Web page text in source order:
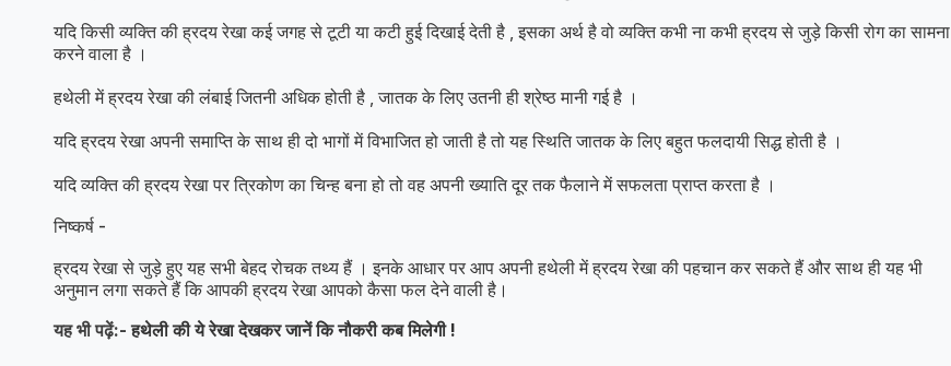
यदि किसी व्यक्ति की ह्रदय रेखा कई जगह से टूटी या कटी हुई दिखाई देती है , इसका अर्थ है वो व्यक्ति कभी ना कभी ह्रदय से जुड़े किसी रोग का सामना
करने वाला है ।
हथेली में ह्रदय रेखा की लंबाई जितनी अधिक होती है , जातक के लिए उतनी ही श्रेष्ठ मानी गई है ।
यदि ह्रदय रेखा अपनी समाप्ति के साथ ही दो भागों में विभाजित हो जाती है तो यह स्थिति जातक के लिए बहुत फलदायी सिद्ध होती है ।
यदि व्यक्ति की ह्रदय रेखा पर त्रिकोण का चिन्ह बना हो तो वह अपनी ख्याति दूर तक फैलाने में सफलता प्राप्त करता है ।
निष्कर्ष -
ह्रदय रेखा से जुड़े हुए यह सभी बेहद रोचक तथ्य हैं । इनके आधार पर आप अपनी हथेली में ह्रदय रेखा की पहचान कर सकते हैं और साथ ही यह भी
अनुमान लगा सकते हैं कि आपकी ह्रदय रेखा आपको कैसा फल देने वाली है।
यह भी पढ़ें:-हथेली की ये रेखा देखकर जानें कि नौकरी कब मिलेगी !